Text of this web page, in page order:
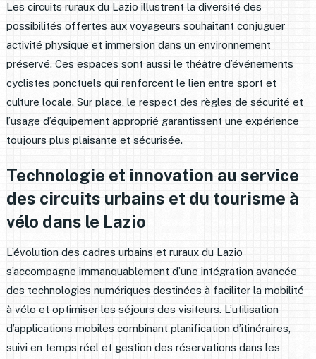
Les circuits ruraux du Lazio illustrent la diversité des
possibilités offertes aux voyageurs souhaitant conjuguer
activité physique et immersion dans un environnement
préservé. Ces espaces sont aussi le théâtre d’événements
cyclistes ponctuels qui renforcent le lien entre sport et
culture locale. Sur place, le respect des règles de sécurité et
l’usage d’équipement approprié garantissent une expérience
toujours plus plaisante et sécurisée.
Technologie et innovation au service
des circuits urbains et du tourisme à
vélo dans le Lazio
L’évolution des cadres urbains et ruraux du Lazio
s’accompagne immanquablement d’une intégration avancée
des technologies numériques destinées à faciliter la mobilité
à vélo et optimiser les séjours des visiteurs. L’utilisation
d’applications mobiles combinant planification d’itinéraires,
suivi en temps réel et gestion des réservations dans les